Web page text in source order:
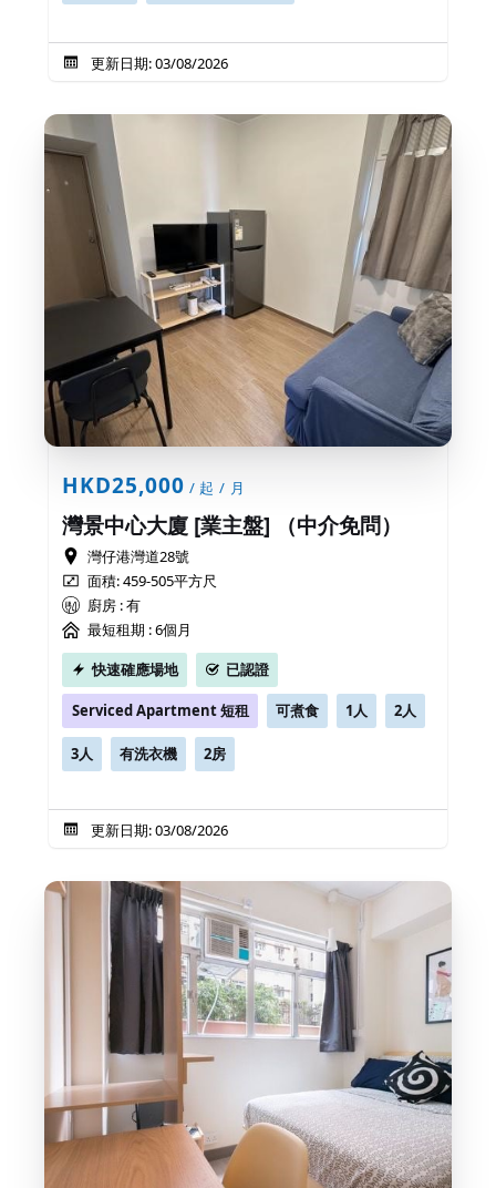
更新日期: 03/08/2026
HKD25,000 / 起 / 月
灣景中心大廈 [業主盤] （中介免問）
灣仔港灣道28號
面積: 459-505平方尺
廚房 : 有
最短租期 :6個月
快速確應場地
已認證
Serviced Apartment 短租 可煮食 1人 2人
3人 有洗衣機 2房
更新日期: 03/08/2026